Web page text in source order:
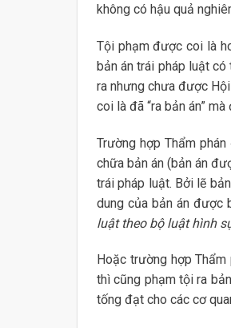
không có hậu quả
Tội phạm được coi là
bản án trái pháp luật có
ra nhưng chưa được
coi là đã “ra bản án”
Trường hợp Thẩm
chữa bản án (bản án
trái pháp luật. Bởi lẽ
dung của bản án được
luật theo bộ luật hình
Hoặc trường hợp
thì cũng phạm tội ra
tống đạt cho các cơ